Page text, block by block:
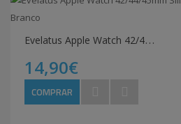
E
velatus Apple Watch 42/44/45mm Silicone Loop (140mm M/L) Branco
14,90€
COMPRAR